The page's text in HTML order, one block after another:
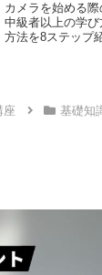
カメラを始める際
中級者以上の学
方法を8ステップ
座 基礎知